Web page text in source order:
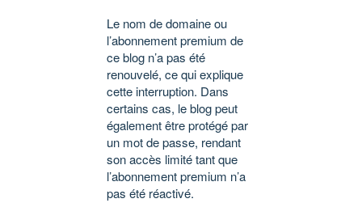
Le nom de domaine ou
l’abonnement premium de
ce blog n’a pas été
renouvelé, ce qui explique
cette interruption. Dans
certains cas, le blog peut
également être protégé par
un mot de passe, rendant
son accès limité tant que
l’abonnement premium n’a
pas été réactivé.